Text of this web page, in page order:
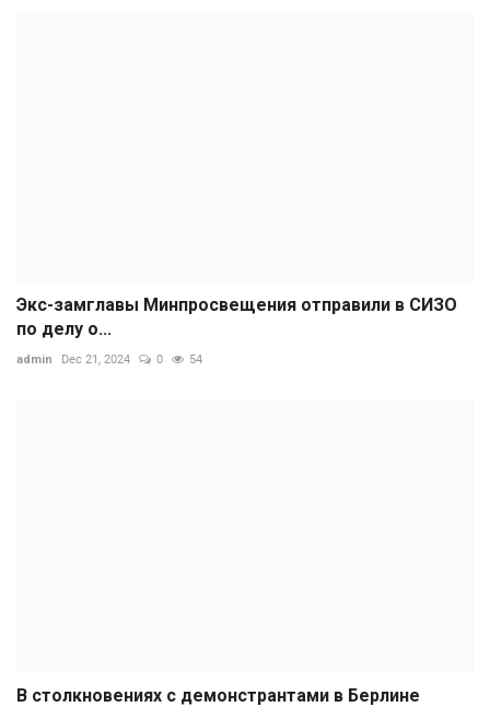
Экс-замглавы Минпросвещения отправили в СИЗО
по делу о...
admin Dec 21, 2024 0 54
В столкновениях с демонстрантами в Берлине